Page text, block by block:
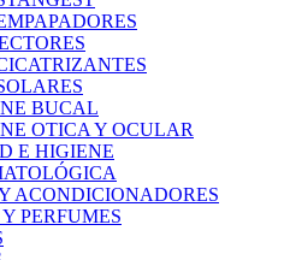
BUCAL
OTICA Y OCULAR
E HIGIENE
ACONDICIONADORES
PERFUMES